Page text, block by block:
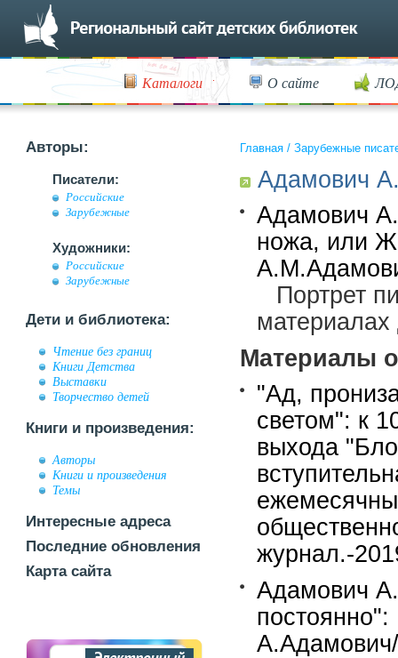
Каталоги О сайте
Авторы:
Писатели:
Российские
Зарубежные
Художники:
Российские
Зарубежные
Дети и библиотека:
Чтение без границ
Книги Детства
Выставки
Творчество детей
Книги и произведения:
Авторы
Книги и произведения
Темы
Интересные адреса
Последние обновления
Карта сайта
Главная / Зарубежные
Адамович
Адамович
ножа, или
Портрет
материалах
Материалы
"Ад,
светом": к
выхода
журнал.-
Адамович